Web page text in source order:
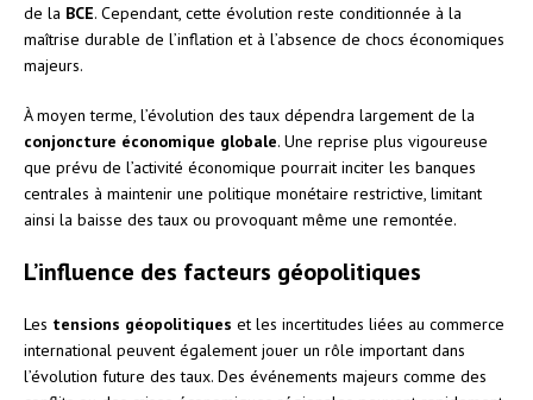
de la BCE. Cependant, cette évolution reste conditionnée à la
maîtrise durable de l’inflation et à l’absence de chocs économiques
majeurs.
À moyen terme, l’évolution des taux dépendra largement de la
conjoncture économique globale. Une reprise plus vigoureuse
que prévu de l’activité économique pourrait inciter les banques
centrales à maintenir une politique monétaire restrictive, limitant
ainsi la baisse des taux ou provoquant même une remontée.
L’influence des facteurs géopolitiques
Les tensions géopolitiques et les incertitudes liées au commerce
international peuvent également jouer un rôle important dans
l’évolution future des taux. Des événements majeurs comme des